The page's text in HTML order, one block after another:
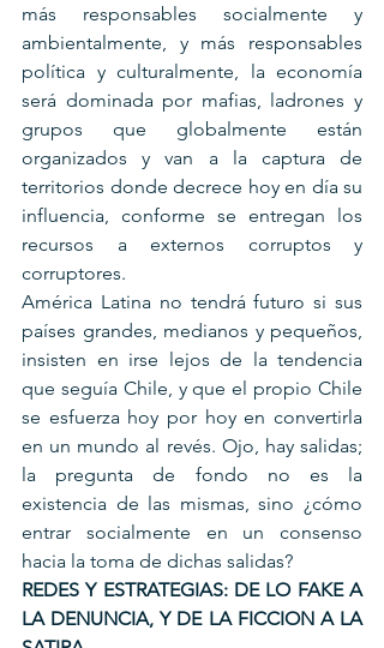
más responsables socialmente y
ambientalmente, y más responsables
política y culturalmente, la economía
será dominada por mafias, ladrones y
grupos que globalmente están
organizados y van a la captura de
territorios donde decrece hoy en día su
influencia, conforme se entregan los
recursos a externos corruptos y
corruptores.
América Latina no tendrá futuro si sus
países grandes, medianos y pequeños,
insisten en irse lejos de la tendencia
que seguía Chile, y que el propio Chile
se esfuerza hoy por hoy en convertirla
en un mundo al revés. Ojo, hay salidas;
la pregunta de fondo no es la
existencia de las mismas, sino ¿cómo
entrar socialmente en un consenso
hacia la toma de dichas salidas?
REDES Y ESTRATEGIAS: DE LO FAKE A
LA DENUNCIA, Y DE LA FICCION A LA